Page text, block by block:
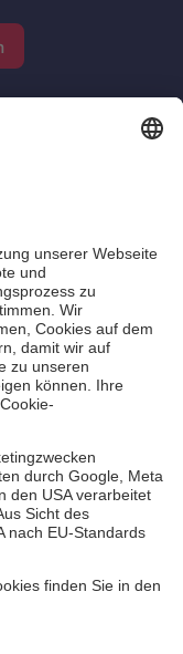
Hilfe e.V.
e.V.